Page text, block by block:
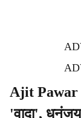
Ajit Pawar
'वादा',